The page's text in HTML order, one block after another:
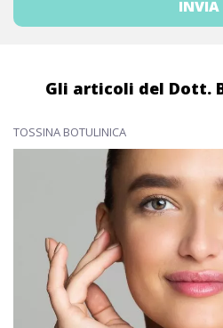
Gli articoli del Dott.
TOSSINA BOTULINICA